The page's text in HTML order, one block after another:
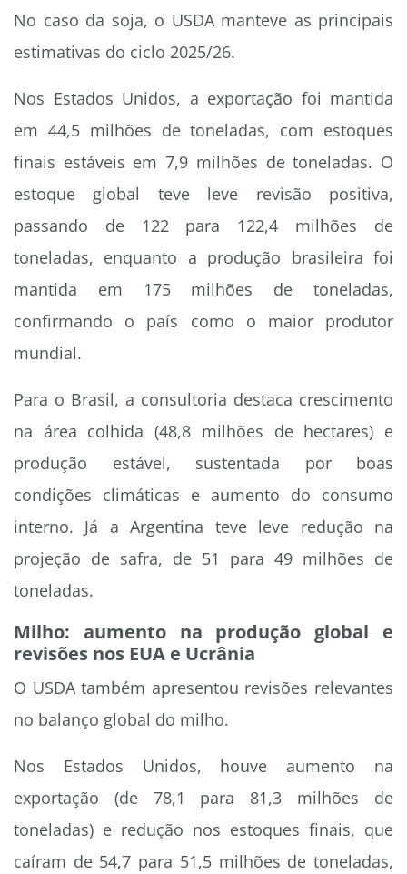
No caso da soja, o USDA manteve as principais
estimativas do ciclo 2025/26.
Nos Estados Unidos, a exportação foi mantida
em 44,5 milhões de toneladas, com estoques
finais estáveis em 7,9 milhões de toneladas. O
estoque global teve leve revisão positiva,
passando de 122 para 122,4 milhões de
toneladas, enquanto a produção brasileira foi
mantida em 175 milhões de toneladas,
confirmando o país como o maior produtor
mundial.
Para o Brasil, a consultoria destaca crescimento
na área colhida (48,8 milhões de hectares) e
produção estável, sustentada por boas
condições climáticas e aumento do consumo
interno. Já a Argentina teve leve redução na
projeção de safra, de 51 para 49 milhões de
toneladas.
Milho: aumento na produção global e
revisões nos EUA e Ucrânia
O USDA também apresentou revisões relevantes
no balanço global do milho.
Nos Estados Unidos, houve aumento na
exportação (de 78,1 para 81,3 milhões de
toneladas) e redução nos estoques finais, que
caíram de 54,7 para 51,5 milhões de toneladas,